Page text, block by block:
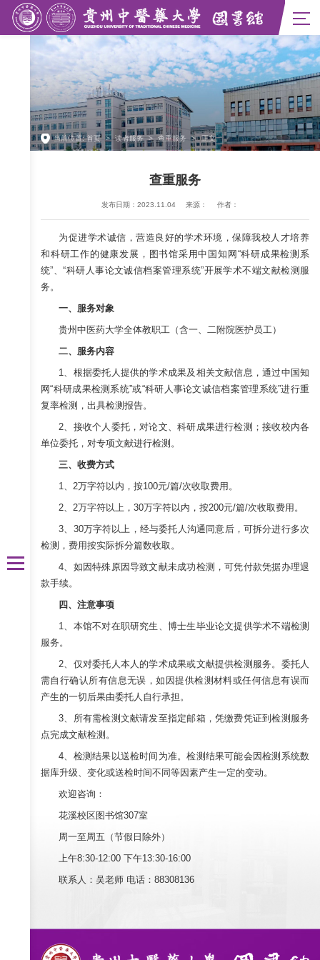
长信箱
源导航 馆藏资源
当前位置:首页 > 读者服务 > 查重服务 > 正文
查重服务
发布日期：2023.11.04 来源： 作者：
为促进学术诚信，营造良好的学术环境，保障我校人才培养
和科研工作的健康发展，图书馆采用中国知网“科研成果检测系
统”、“科研人事论文诚信档案管理系统”开展学术不端文献检测服
务。
一、服务对象
贵州中医药大学全体教职工（含一、二附院医护员工）
二、服务内容
1、根据委托人提供的学术成果及相关文献信息，通过中国知
网“科研成果检测系统”或“科研人事论文诚信档案管理系统”进行重
复率检测，出具检测报告。
2、接收个人委托，对论文、科研成果进行检测；接收校内各
单位委托，对专项文献进行检测。
三、收费方式
1、2万字符以内，按100元/篇/次收取费用。
2、2万字符以上，30万字符以内，按200元/篇/次收取费用。
3、30万字符以上，经与委托人沟通同意后，可拆分进行多次
检测，费用按实际拆分篇数收取。
4、如因特殊原因导致文献未成功检测，可凭付款凭据办理退
款手续。
四、注意事项
1、本馆不对在职研究生、博士生毕业论文提供学术不端检测
服务。
2、仅对委托人本人的学术成果或文献提供检测服务。委托人
需自行确认所有信息无误，如因提供检测材料或任何信息有误而
产生的一切后果由委托人自行承担。
3、所有需检测文献请发至指定邮箱，凭缴费凭证到检测服务
点完成文献检测。
4、检测结果以送检时间为准。检测结果可能会因检测系统数
据库升级、变化或送检时间不同等因素产生一定的变动。
欢迎咨询：
花溪校区图书馆307室
周一至周五（节假日除外）
上午8:30-12:00 下午13:30-16:00
联系人：吴老师 电话：88308136